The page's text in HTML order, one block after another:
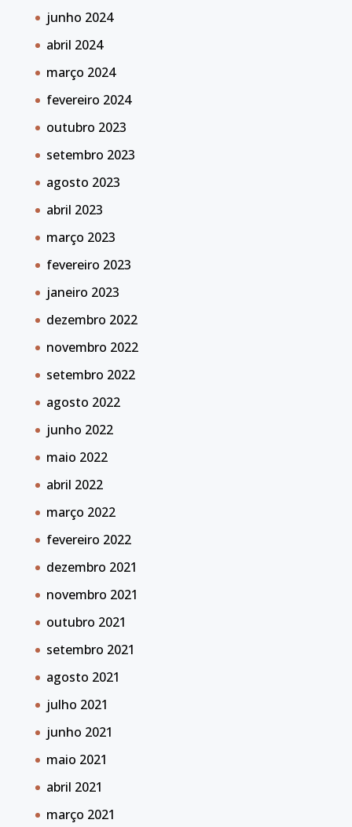
junho 2024
abril 2024
março 2024
fevereiro 2024
outubro 2023
setembro 2023
agosto 2023
abril 2023
março 2023
fevereiro 2023
janeiro 2023
dezembro 2022
novembro 2022
setembro 2022
agosto 2022
junho 2022
maio 2022
abril 2022
março 2022
fevereiro 2022
dezembro 2021
novembro 2021
outubro 2021
setembro 2021
agosto 2021
julho 2021
junho 2021
maio 2021
abril 2021
março 2021